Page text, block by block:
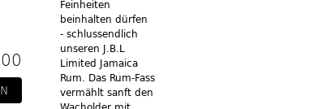
Feinheiten
beinhalten dürfen
- schlussendlich
unseren J.B.L
Limited Jamaica
Rum. Das Rum-Fass
vermählt sanft den